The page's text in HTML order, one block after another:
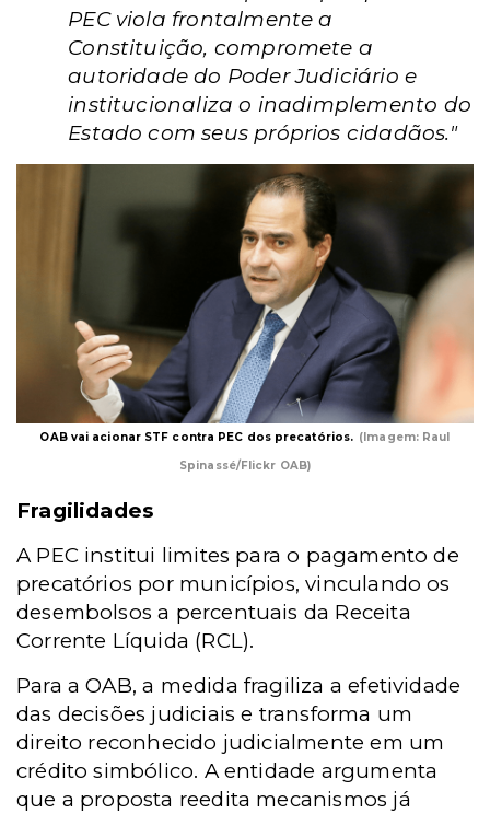
PEC viola frontalmente a
Constituição, compromete a
autoridade do Poder Judiciário e
institucionaliza o inadimplemento do
Estado com seus próprios cidadãos."
OAB vai acionar STF contra PEC dos precatórios. (Imagem: Raul
Spinassé/Flickr OAB)
Fragilidades
A PEC institui limites para o pagamento de
precatórios por municípios, vinculando os
desembolsos a percentuais da Receita
Corrente Líquida (RCL).
Para a OAB, a medida fragiliza a efetividade
das decisões judiciais e transforma um
direito reconhecido judicialmente em um
crédito simbólico. A entidade argumenta
que a proposta reedita mecanismos já